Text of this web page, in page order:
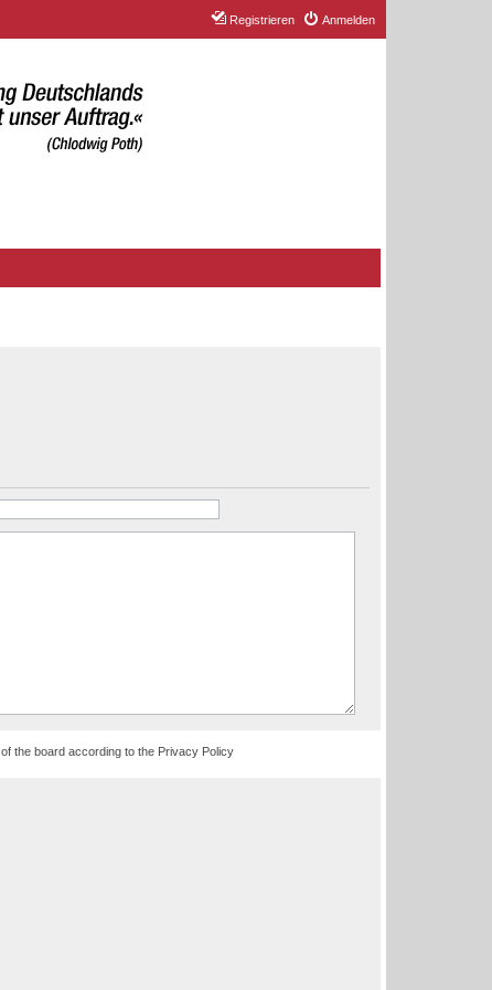
Anmelden
Registrieren
the board according to the Privacy Policy